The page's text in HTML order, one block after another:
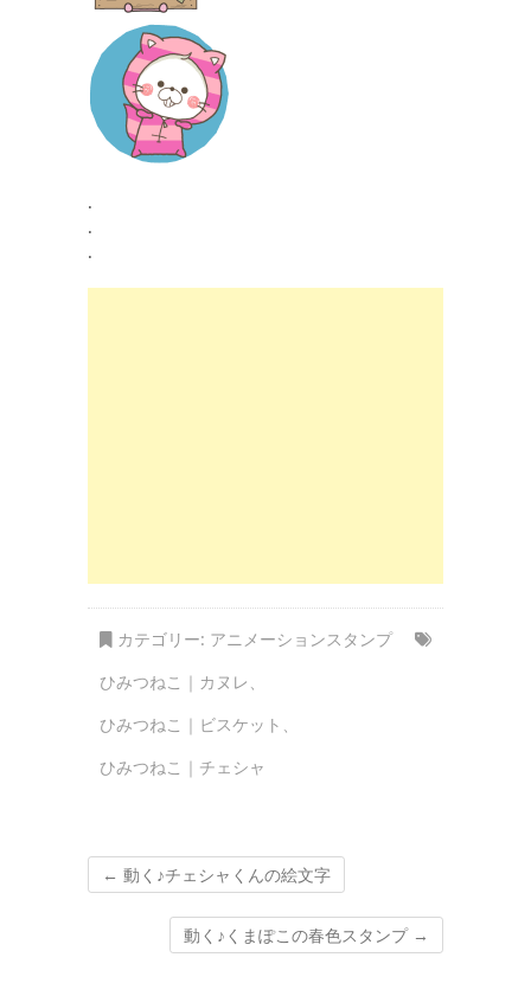
.
.
.
カテゴリー: アニメーションスタンプ
ひみつねこ｜カヌレ 、
ひみつねこ｜ビスケット 、
ひみつねこ｜チェシャ
← 動く♪チェシャくんの絵文字
動く♪くまぽこの春色スタンプ →